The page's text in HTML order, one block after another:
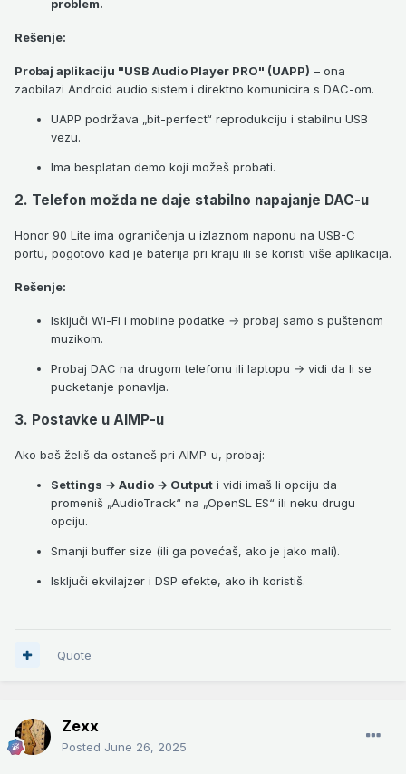
problem.
Rešenje:
Probaj aplikaciju "USB Audio Player PRO" (UAPP) – ona
zaobilazi Android audio sistem i direktno komunicira s DAC-om.
UAPP podržava „bit-perfect“ reprodukciju i stabilnu USB
vezu.
Ima besplatan demo koji možeš probati.
2. Telefon možda ne daje stabilno napajanje DAC-u
Honor 90 Lite ima ograničenja u izlaznom naponu na USB-C
portu, pogotovo kad je baterija pri kraju ili se koristi više aplikacija.
Rešenje:
Isključi Wi-Fi i mobilne podatke → probaj samo s puštenom
muzikom.
Probaj DAC na drugom telefonu ili laptopu → vidi da li se
pucketanje ponavlja.
3. Postavke u AIMP-u
Ako baš želiš da ostaneš pri AIMP-u, probaj:
Settings → Audio → Output i vidi imaš li opciju da
promeniš „AudioTrack“ na „OpenSL ES“ ili neku drugu
opciju.
Smanji buffer size (ili ga povećaš, ako je jako mali).
Isključi ekvilajzer i DSP efekte, ako ih koristiš.
Quote
Zexx
Posted June 26, 2025